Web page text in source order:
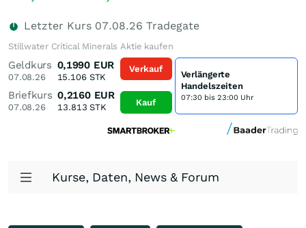
Letzter Kurs 07.08.26 Tradegate
Stillwater Critical Minerals Aktie kaufen
Geldkurs
07.08.26
0,1990 EUR
15.106STK
Briefkurs
07.08.26
0,2160 EUR
13.813 STK
Verkauf
Kauf
Verlängerte
Handelszeiten
07:30 bis 23:00 Uhr
Kurse, Daten, News & Forum